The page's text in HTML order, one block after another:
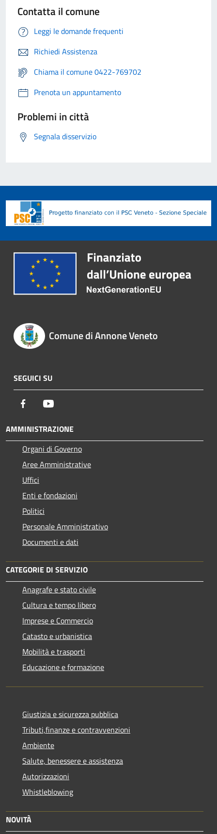
Contatta il comune
Leggi le domande frequenti
Richiedi Assistenza
Chiama il comune 0422-769702
Prenota un appuntamento
Problemi in città
Segnala disservizio
Comune di Annone Veneto
SEGUICI SU
Facebook
AMMINISTRAZIONE
Organi di Governo
Aree Amministrative
Uffici
Enti e fondazioni
Politici
Personale Amministrativo
Documenti e dati
CATEGORIE DI SERVIZIO
Anagrafe e stato civile
Cultura e tempo libero
Imprese e Commercio
Catasto e urbanistica
Mobilità e trasporti
Educazione e formazione
Giustizia e sicurezza pubblica
Tributi,finanze e contravvenzioni
Ambiente
Salute, benessere e assistenza
Autorizzazioni
Whistleblowing
NOVITÀ